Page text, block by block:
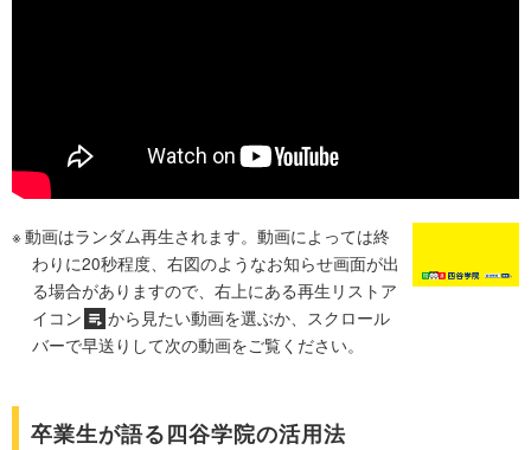
動画はランダム再生されます。動画によっては終
わりに20秒程度、右図のようなお知らせ画面が出
る場合がありますので、右上にある再生リストア
イコン
から見たい動画を選ぶか、スクロール
バーで早送りして次の動画をご覧ください。
卒業生が語る四谷学院の活用法